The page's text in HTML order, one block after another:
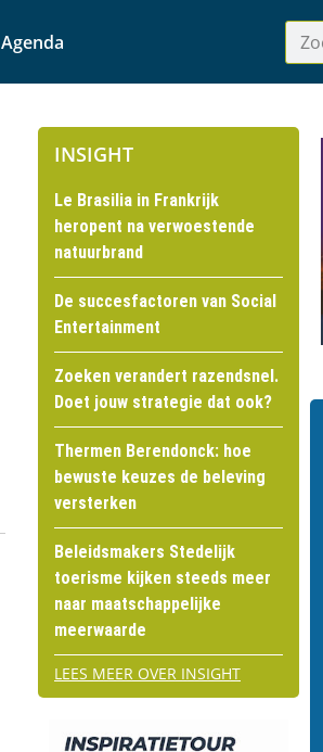
Agenda
INSIGHT
Le Brasilia in Frankrijk
heropent na verwoestende
natuurbrand
De succesfactoren van Social
Entertainment
Zoeken verandert razendsnel.
Doet jouw strategie dat ook?
Thermen Berendonck: hoe
bewuste keuzes de beleving
versterken
Beleidsmakers Stedelijk
toerisme kijken steeds meer
naar maatschappelijke
meerwaarde
LEES MEER OVER INSIGHT